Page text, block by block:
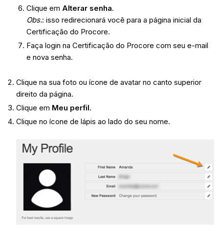
Clique em Alterar senha.
Obs.: isso redirecionará você para a página inicial da
Certificação do Procore.
Faça login na Certificação do Procore com seu e-mail
e nova senha.
Clique na sua foto ou ícone de avatar no canto superior
direito da página.
Clique em Meu perfil.
Clique no ícone de lápis ao lado do seu nome.